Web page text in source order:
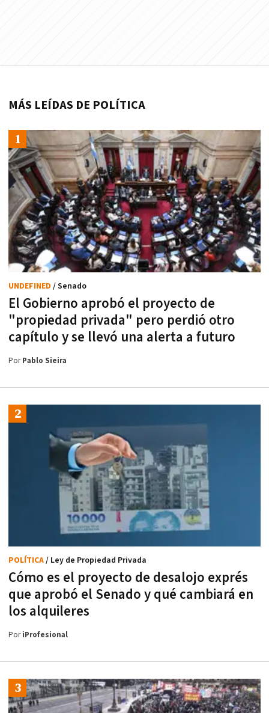
MÁS LEÍDAS DE POLÍTICA
El Gobierno aprobó el proyecto de
"propiedad privada" pero perdió otro
capítulo y se llevó una alerta a futuro
UNDEFINED / Senado
PorPablo Sieira
Cómo es el proyecto de desalojo exprés
que aprobó el Senado y qué cambiará en
los alquileres
POLÍTICA/ Ley de Propiedad Privada
PoriProfesional